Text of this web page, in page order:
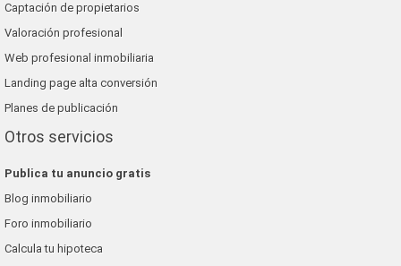
Captación de propietarios
Valoración profesional
Web profesional inmobiliaria
Landing page alta conversión
Planes de publicación
Otros servicios
Publica tu anuncio gratis
Blog inmobiliario
Foro inmobiliario
Calcula tu hipoteca